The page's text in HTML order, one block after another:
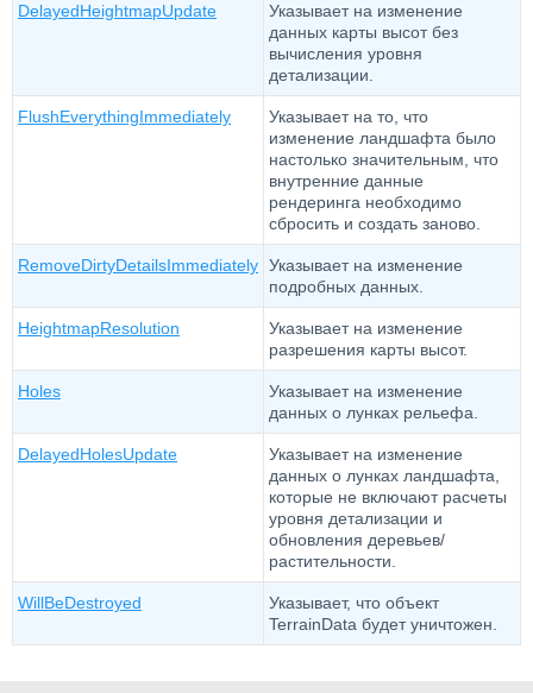
DelayedHeightmapUpdate
Указывает на изменение
данных карты высот без
вычисления уровня
детализации.
FlushEverythingImmediately
Указывает на то, что
изменение ландшафта было
настолько значительным, что
внутренние данные
рендеринга необходимо
сбросить и создать заново.
RemoveDirtyDetailsImmediately Указывает на изменение
подробных данных.
HeightmapResolution
Указывает на изменение
разрешения карты высот.
Holes
Указывает на изменение
данных о лунках рельефа.
DelayedHolesUpdate
Указывает на изменение
данных о лунках ландшафта,
которые не включают расчеты
уровня детализации и
обновления деревьев/
растительности.
WillBeDestroyed
Указывает, что объект
TerrainData будет уничтожен.